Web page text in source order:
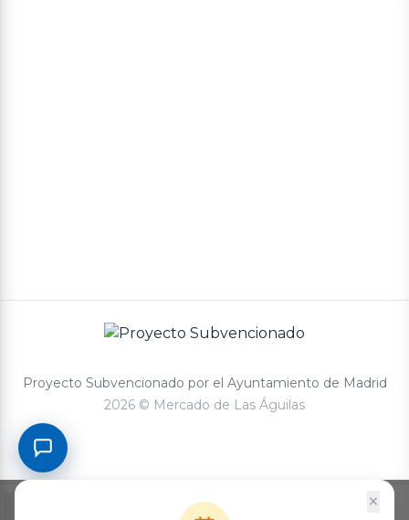
Proyecto Subvencionado por el Ayuntamiento de Madrid
2026 © Mercado de Las Águilas
×